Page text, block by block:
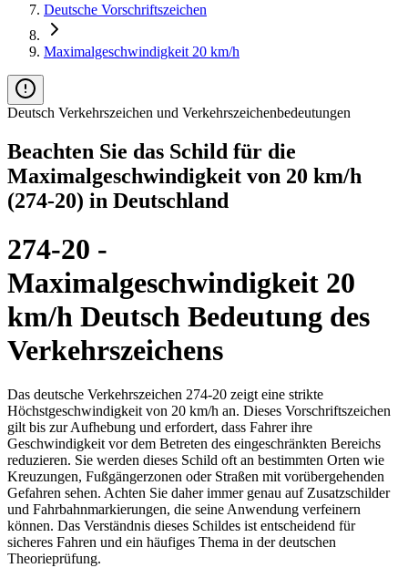
Deutsche Vorschriftszeichen
Maximalgeschwindigkeit 20 km/h
Deutsch Verkehrszeichen und Verkehrszeichenbedeutungen
Beachten Sie das Schild für die
Maximalgeschwindigkeit von 20 km/h
(274-20) in Deutschland
274-20 -
Maximalgeschwindigkeit 20
km/h Deutsch Bedeutung des
Verkehrszeichens
Das deutsche Verkehrszeichen 274-20 zeigt eine strikte
Höchstgeschwindigkeit von 20 km/h an. Dieses Vorschriftszeichen
gilt bis zur Aufhebung und erfordert, dass Fahrer ihre
Geschwindigkeit vor dem Betreten des eingeschränkten Bereichs
reduzieren. Sie werden dieses Schild oft an bestimmten Orten wie
Kreuzungen, Fußgängerzonen oder Straßen mit vorübergehenden
Gefahren sehen. Achten Sie daher immer genau auf Zusatzschilder
und Fahrbahnmarkierungen, die seine Anwendung verfeinern
können. Das Verständnis dieses Schildes ist entscheidend für
sicheres Fahren und ein häufiges Thema in der deutschen
Theorieprüfung.